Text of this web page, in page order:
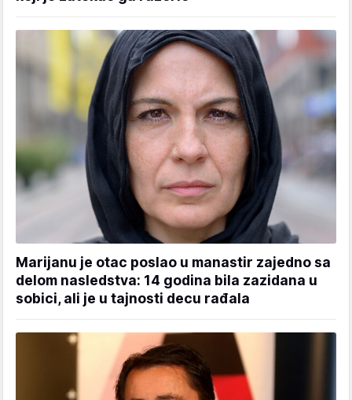
Marijanu je otac poslao u manastir zajedno sa
delom nasledstva: 14 godina bila zazidana u
sobici, ali je u tajnosti decu rađala